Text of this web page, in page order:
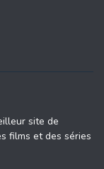
site de
films et des séries